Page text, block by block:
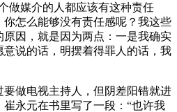
做媒介的人都应该有这种责任
怎么能够没有责任感呢？我这些
因，就是因为两点：一是我确实
说的话，明摆着得罪人的话，我
做电视主持人，但阴差阳错就进
永元在书里写了一段：“也许我